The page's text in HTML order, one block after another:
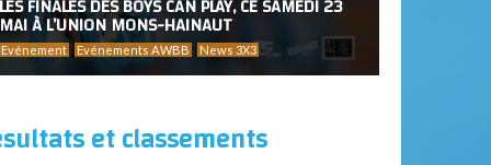
LES FINALES DES BOYS CAN PLAY, CE SAMEDI 23
MAI À L’UNION MONS-HAINAUT
Evénement Evénements AWBB News 3X3
et classements